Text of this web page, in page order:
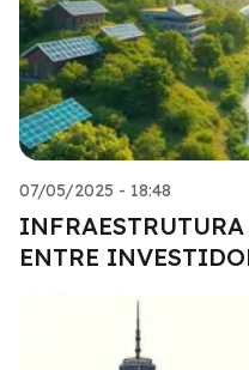
07/05/2025 - 18:48
ENTRE